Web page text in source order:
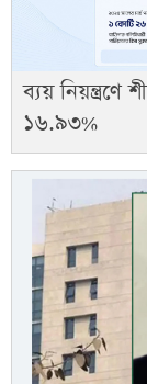
ব্যয় নিয়ন্ত্রণে
১৬.৯৩%